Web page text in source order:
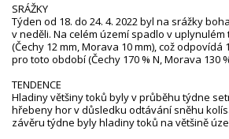
SRÁŽKY
Týden od 18. do 24. 4. 2022 byl na srážky
v neděli. Na celém území spadlo v uplynulém
(Čechy 12 mm, Morava 10 mm), což
pro toto období (Čechy 170 % N, Morava 130
TENDENCE
Hladiny většiny toků byly v průběhu týdne
hřebeny hor v důsledku odtávání sněhu
závěru týdne byly hladiny toků na většině